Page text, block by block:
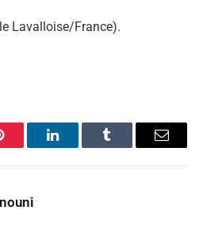
Lavalloise/France).
LinkedInTumblr Email